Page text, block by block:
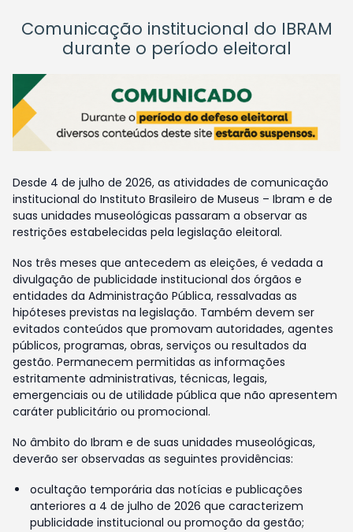
Comunicação institucional do IBRAM
durante o período eleitoral
Desde 4 de julho de 2026, as atividades de comunicação
institucional do Instituto Brasileiro de Museus – Ibram e de
suas unidades museológicas passaram a observar as
restrições estabelecidas pela legislação eleitoral.
Nos três meses que antecedem as eleições, é vedada a
divulgação de publicidade institucional dos órgãos e
entidades da Administração Pública, ressalvadas as
hipóteses previstas na legislação. Também devem ser
evitados conteúdos que promovam autoridades, agentes
públicos, programas, obras, serviços ou resultados da
gestão. Permanecem permitidas as informações
estritamente administrativas, técnicas, legais,
emergenciais ou de utilidade pública que não apresentem
caráter publicitário ou promocional.
No âmbito do Ibram e de suas unidades museológicas,
deverão ser observadas as seguintes providências:
ocultação temporária das notícias e publicações
anteriores a 4 de julho de 2026 que caracterizem
publicidade institucional ou promoção da gestão;